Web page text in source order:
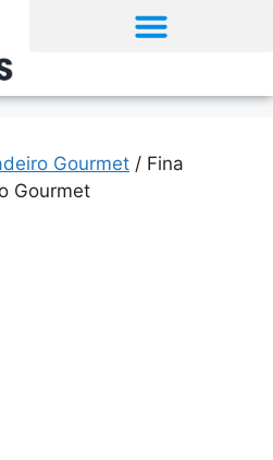
Gourmet / Fina
Gourmet